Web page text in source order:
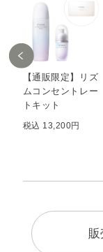
【通販限定】リズ
ムコンセントレー
トキット
税込 13,200円